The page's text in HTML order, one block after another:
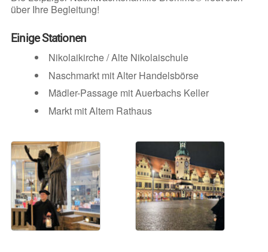
über Ihre Begleitung!
Einige Stationen
Nikolaikirche / Alte Nikolaischule
Naschmarkt mit Alter Handelsbörse
Mädler-Passage mit Auerbachs Keller
Markt mit Altem Rathaus